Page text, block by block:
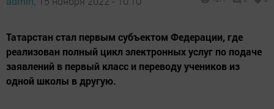
Татарстан стал первым субъектом Федерации, где
реализован полный цикл электронных услуг по подаче
заявлений в первый класс и переводу учеников из
одной школы в другую.